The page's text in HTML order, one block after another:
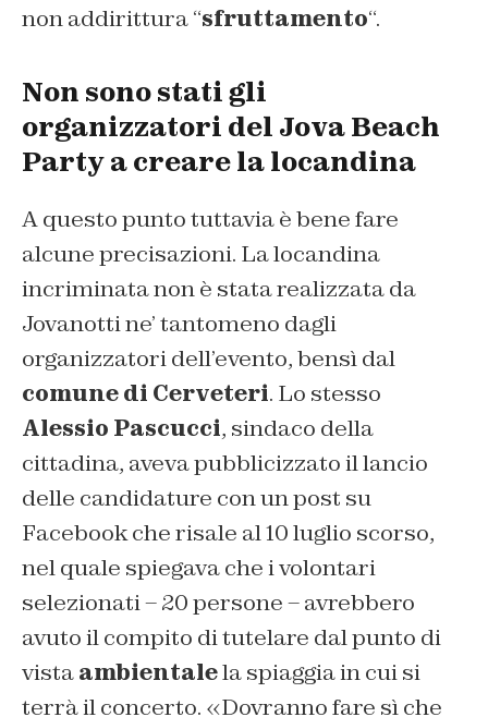
non addirittura “sfruttamento“.
Non sono stati gli
organizzatori del Jova Beach
Party a creare la locandina
A questo punto tuttavia è bene fare
alcune precisazioni. La locandina
incriminata non è stata realizzata da
Jovanotti ne’ tantomeno dagli
organizzatori dell’evento, bensì dal
comune di Cerveteri. Lo stesso
Alessio Pascucci, sindaco della
cittadina, aveva pubblicizzato il lancio
delle candidature con un post su
Facebook che risale al 10 luglio scorso,
nel quale spiegava che i volontari
selezionati – 20 persone – avrebbero
avuto il compito di tutelare dal punto di
vistaambientalela spiaggia in cui si
terrà il concerto. «Dovranno fare sì che